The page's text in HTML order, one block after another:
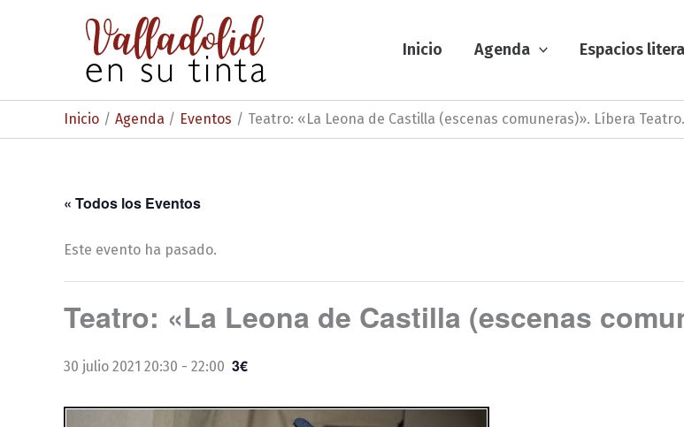
Inicio Agenda Espacios
Inicio Agenda Eventos Teatro: «La Leona de Castilla (escenas comuneras)». Líbera Teatro.
« Todos los Eventos
Este evento ha pasado.
Teatro: «La Leona de Castilla (escenas
30 julio 2021 20:30 - 22:00 3€